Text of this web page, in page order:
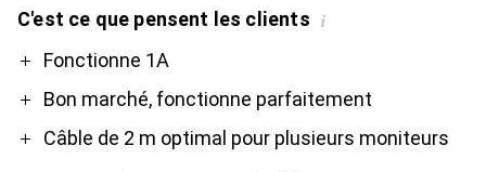
C'est ce que pensent les clients i
ProFonctionne 1A
Bon marché, fonctionne parfaitement
Câble de 2 m optimal pour plusieurs moniteurs
Contre